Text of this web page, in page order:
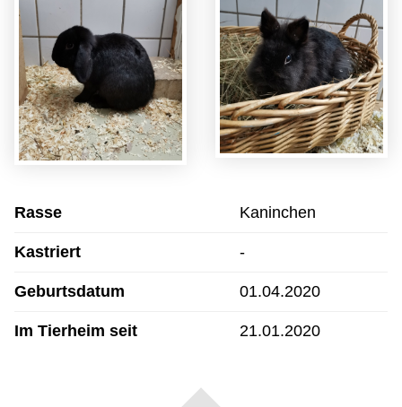
Rasse Kaninchen
Kastriert -
Geburtsdatum 01.04.2020
Im Tierheim seit 21.01.2020